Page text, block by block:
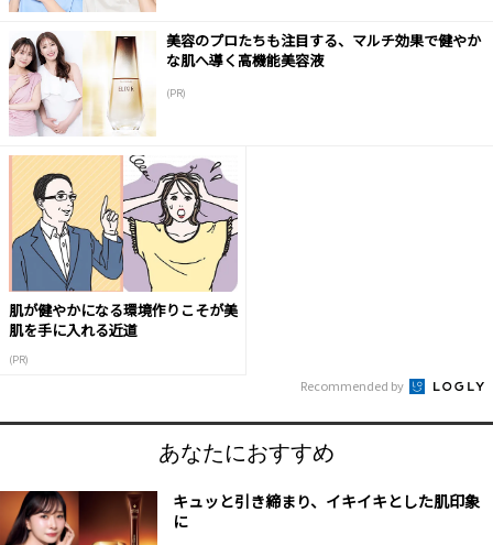
美容のプロたちも注目する、マルチ効果で健やか
な肌へ導く高機能美容液
(PR)
肌が健やかになる環境作りこそが美
肌を手に入れる近道
(PR)
Recommended by
あなたにおすすめ
キュッと引き締まり、イキイキとした肌印象
に